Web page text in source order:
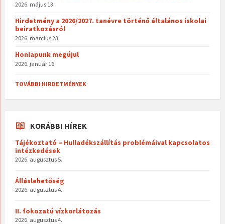
2026. május 13.
Hirdetmény a 2026/2027. tanévre történő általános iskolai
beiratkozásról
2026. március 23.
Honlapunk megújul
2026. január 16.
TOVÁBBI HIRDETMÉNYEK
KORÁBBI HÍREK
Tájékoztató – Hulladékszállítás problémáival kapcsolatos
intézkedések
2026. augusztus 5.
Álláslehetőség
2026. augusztus 4.
II. fokozatú vízkorlátozás
2026. augusztus 4.